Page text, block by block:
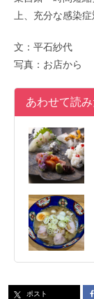
上、充分な感染症
文：平石紗代
写真：お店から
あわせて読
ポスト